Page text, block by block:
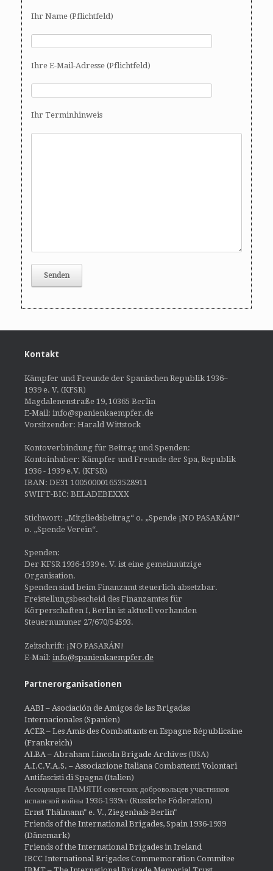
Ihr Name (Pflichtfeld)
Ihre E-Mail-Adresse (Pflichtfeld)
Ihr Terminhinweis
Kontakt
Kämpfer und Freunde der Spanischen Republik 1936–
1939 e. V. (KFSR)
Magdalenenstraße 19, 10365 Berlin
E-Mail: info@spanienkaempfer.de
Vorsitzender: Harald Wittstock
Kontoverbindung für Beitrag und Spenden:
Kontoinhaber: Kämpfer und Freunde der Spa, Republik
1936 - 1939 e.V. (KFSR)
IBAN: DE31 100500001653528911
SWIFT-BIC: BELADEBEXXX
Stichwort: „Mitgliedsbeitrag“ o. „Spende ¡NO PASARÁN!“
o. „Spende Verein“.
Spenden:
Der KFSR 1936-1939 e. V. ist eine gemeinnützige
Organisation.
Spenden sind beim Finanzamt steuerlich absetzbar.
Freistellungsbescheid des Finanzamtes für
Körperschaften I, Berlin ist aktuell vorhanden
Steuernummer 27/670/54593.
Zeitschrift: ¡NO PASARÁN!
E-Mail: info@spanienkaempfer.de
Partnerorganisationen
AABI – Asociación de Amigos de las Brigadas
Internacionales (Spanien)
ACER – Les Amis des Combattants en Espagne Républicaine
(Frankreich)
ALBA – Abraham Lincoln Brigade Archives (USA)
A.I.C.V.A.S. – Associazione Italiana Combattenti Volontari
Antifascisti di Spagna (Italien)
Ассоциация ПАМЯТИ советских добровольцев участников
испанской войны 1936-1939гг (Russische Föderation)
Ernst Thälmann" e. V., Ziegenhals-Berlin"
Friends of the International Brigades, Spain 1936-1939
(Dänemark)
Friends of the International Brigades in Ireland
IBCC International Brigades Commemoration Commitee